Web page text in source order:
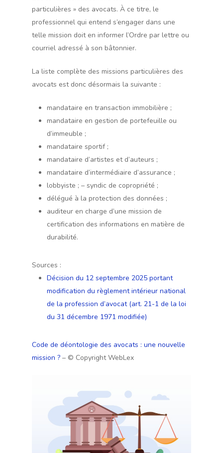
particulières » des avocats. À ce titre, le
professionnel qui entend s’engager dans une
telle mission doit en informer l’Ordre par lettre ou
courriel adressé à son bâtonnier.
La liste complète des missions particulières des
avocats est donc désormais la suivante :
mandataire en transaction immobilière ;
mandataire en gestion de portefeuille ou
d’immeuble ;
mandataire sportif ;
mandataire d’artistes et d’auteurs ;
mandataire d’intermédiaire d’assurance ;
lobbyiste ; – syndic de copropriété ;
délégué à la protection des données ;
auditeur en charge d’une mission de
certification des informations en matière de
durabilité.
Sources :
Décision du 12 septembre 2025 portant
modification du règlement intérieur national
de la profession d’avocat (art. 21-1 de la loi
du 31 décembre 1971 modifiée)
Code de déontologie des avocats : une nouvelle
mission ? – © Copyright WebLex